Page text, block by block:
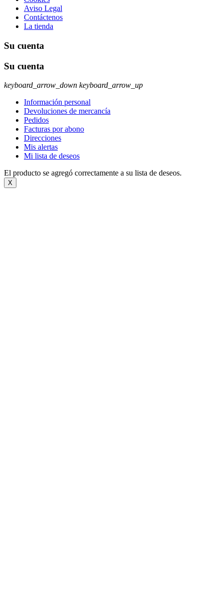
Aviso Legal
Contáctenos
La tienda
Su cuenta
Su cuenta
keyboard_arrow_down keyboard_arrow_up
Información personal
Devoluciones de mercancía
Pedidos
Facturas por abono
Direcciones
Mis alertas
Mi lista de deseos
El producto se agregó correctamente a su lista de deseos.
X